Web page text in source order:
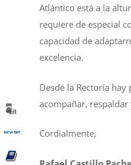
Atlántico está a la
requiere de especial
capacidad de
excelencia.
Desde la Rectoría
acompañar,
Cordialmente,